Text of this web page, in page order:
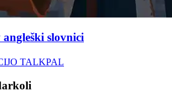
slovnici
TALKPAL